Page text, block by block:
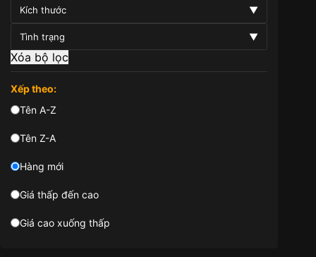
Kích thước ▼
Tình trạng ▼
Xóa bộ lọc
Xếp theo:
Tên A-Z
Tên Z-A
Hàng mới
Giá thấp đến cao
Giá cao xuống thấp